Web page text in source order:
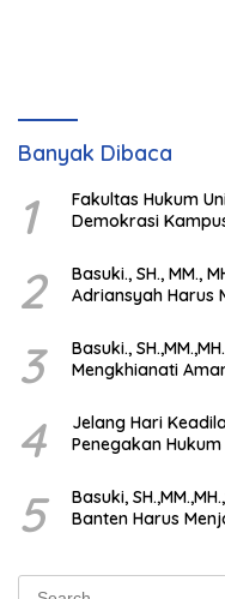
Banyak Dibaca
1
Fakultas Hukum
Demokrasi
2
Basuki., SH., MM.,
Adriansyah Harus
3
Basuki.,
Mengkhianati
4
Jelang Hari
Penegakan
5
Basuki,
Banten Harus
Search